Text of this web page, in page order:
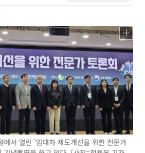
서 열린 '임대차 제도개선을 위한 전문가